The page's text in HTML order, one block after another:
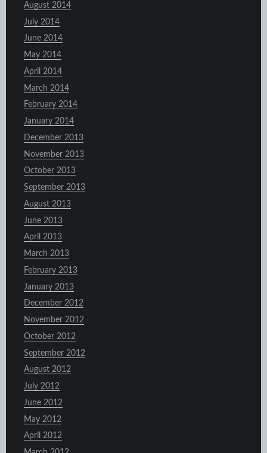
August 2014
July 2014
June 2014
May 2014
April 2014
March 2014
February 2014
January 2014
December 2013
November 2013
October 2013
September 2013
August 2013
June 2013
April 2013
March 2013
February 2013
January 2013
December 2012
November 2012
October 2012
September 2012
August 2012
July 2012
June 2012
May 2012
April 2012